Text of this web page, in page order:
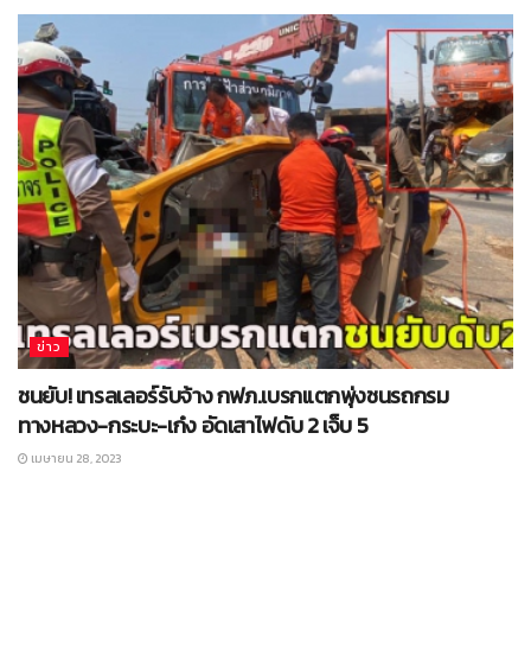
ข่าว
ชนยับ! เทรลเลอร์รับจ้าง กฟภ.เบรกแตกพุ่งชนรถกรม
ทางหลวง-กระบะ-เก๋ง อัดเสาไฟดับ 2 เจ็บ 5
เมษายน 28, 2023